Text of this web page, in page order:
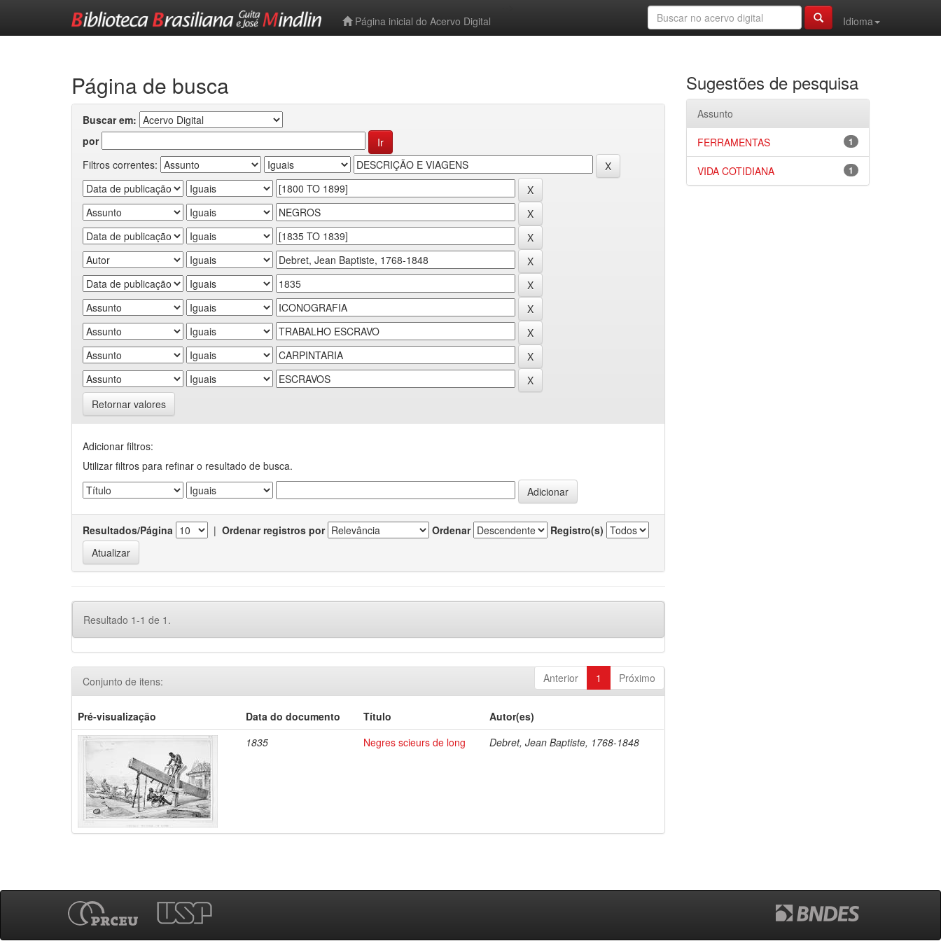
Página inicial do Acervo Digital
Idioma
Página de busca
Buscar em:
por
Filtros correntes:
Retornar valores
Adicionar filtros:
Utilizar filtros para refinar o resultado de busca.
Resultados/Página | Ordenar registros por Ordenar Registro(s)
Resultado 1-1 de 1.
Anterior 1 Próximo
Conjunto de itens:
Pré-visualização Data do documento Título
Autor(es)
1835
Negres scieurs de long Debret, Jean Baptiste, 1768-1848
Sugestões de pesquisa
Assunto
1
FERRAMENTAS
1
VIDA COTIDIANA